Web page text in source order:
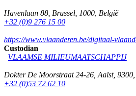
Havenlaan 88 Brussel 1000 België
+32 (0)9 276 15 00
https://www.vlaanderen.be/digitaal-
Custodian
VLAAMSE MILIEUMAATSCHAPPIJ
Dokter De Moorstraat 24-26 Aalst, 9300
+32 (0)53 72 62 10